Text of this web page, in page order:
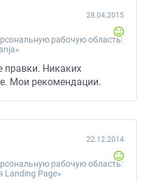
рабочую область:
28.04.2015
правки. Никаких
Мои рекомендации.
рабочую область:
Landing Page»
22.12.2014